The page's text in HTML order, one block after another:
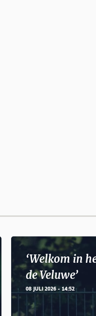
‘Welkom in
de Veluwe’
08 JULI 2026 - 14:52